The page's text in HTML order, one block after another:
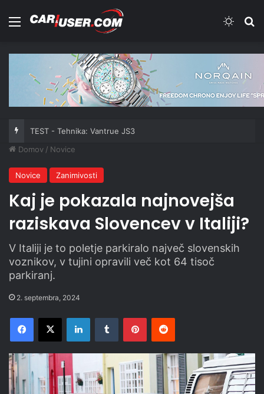
Meni
TEST - Tehnika: Vantrue JS3
Domov / Novice
Novice Zanimivosti
Kaj je pokazala najnovejša
raziskava Slovencev v Italiji?
V Italiji je to poletje parkiralo največ slovenskih
voznikov, v tujini opravili več kot 64 tisoč
parkiranj.
2. septembra, 2024
Facebook
X LinkedInTumblr PinterestReddit